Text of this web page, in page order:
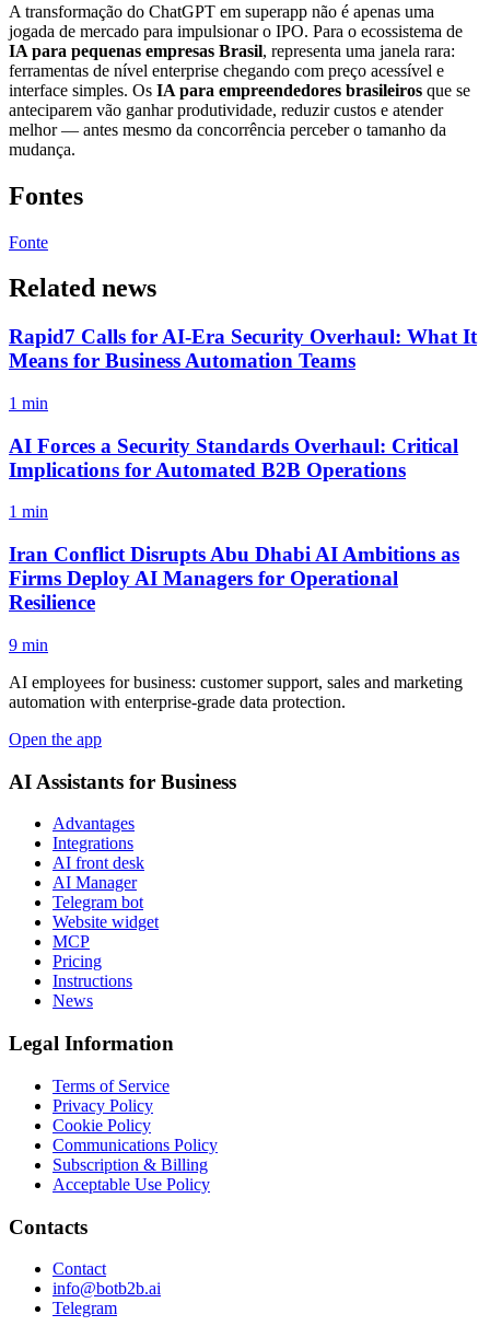
A transformação do ChatGPT em superapp não é apenas uma
jogada de mercado para impulsionar o IPO. Para o ecossistema de
IA para pequenas empresas Brasil, representa uma janela rara:
ferramentas de nível enterprise chegando com preço acessível e
interface simples. Os IA para empreendedores brasileiros que se
anteciparem vão ganhar produtividade, reduzir custos e atender
melhor — antes mesmo da concorrência perceber o tamanho da
mudança.
Fontes
Fonte
Related news
Rapid7 Calls for AI-Era Security Overhaul: What It
Means for Business Automation Teams
1 min
AI Forces a Security Standards Overhaul: Critical
Implications for Automated B2B Operations
1 min
Iran Conflict Disrupts Abu Dhabi AI Ambitions as
Firms Deploy AI Managers for Operational
Resilience
9 min
AI employees for business: customer support, sales and marketing
automation with enterprise-grade data protection.
Open the app
AI Assistants for Business
Advantages
Integrations
AI front desk
AI Manager
Telegram bot
Website widget
MCP
Pricing
Instructions
News
Legal Information
Terms of Service
Privacy Policy
Cookie Policy
Communications Policy
Subscription & Billing
Acceptable Use Policy
Contacts
Contact
info@botb2b.ai
Telegram